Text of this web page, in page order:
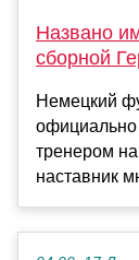
Названо
сборной
Немецкий
тренером
наставник